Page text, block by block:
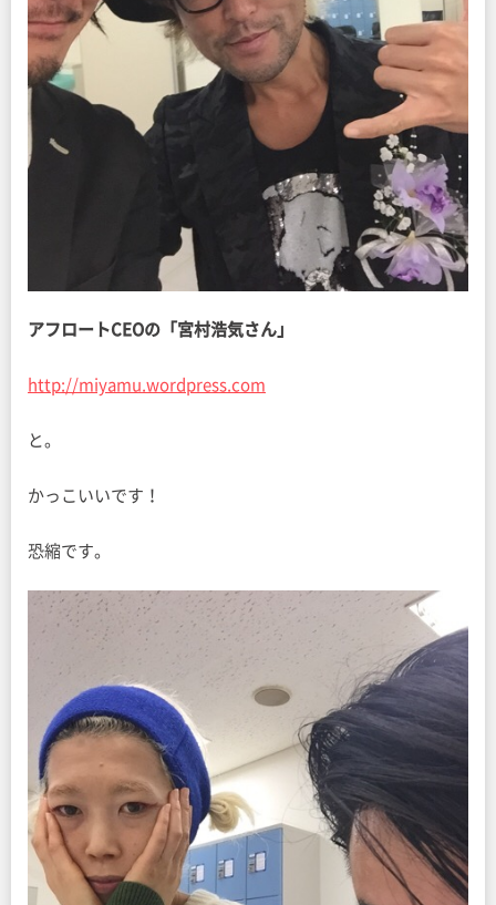
アフロートCEOの「宮村浩気さん」
http://miyamu.wordpress.com
と。
かっこいいです！
恐縮です。